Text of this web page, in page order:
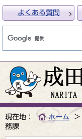
よくある質問
現在地： ホーム
務課